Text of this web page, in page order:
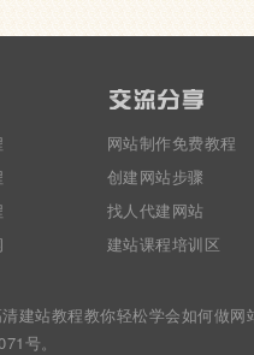
网站制作免费教程
创建网站步骤
找人代建网站
建站课程培训区
站教程教你轻松学会如何做
号。